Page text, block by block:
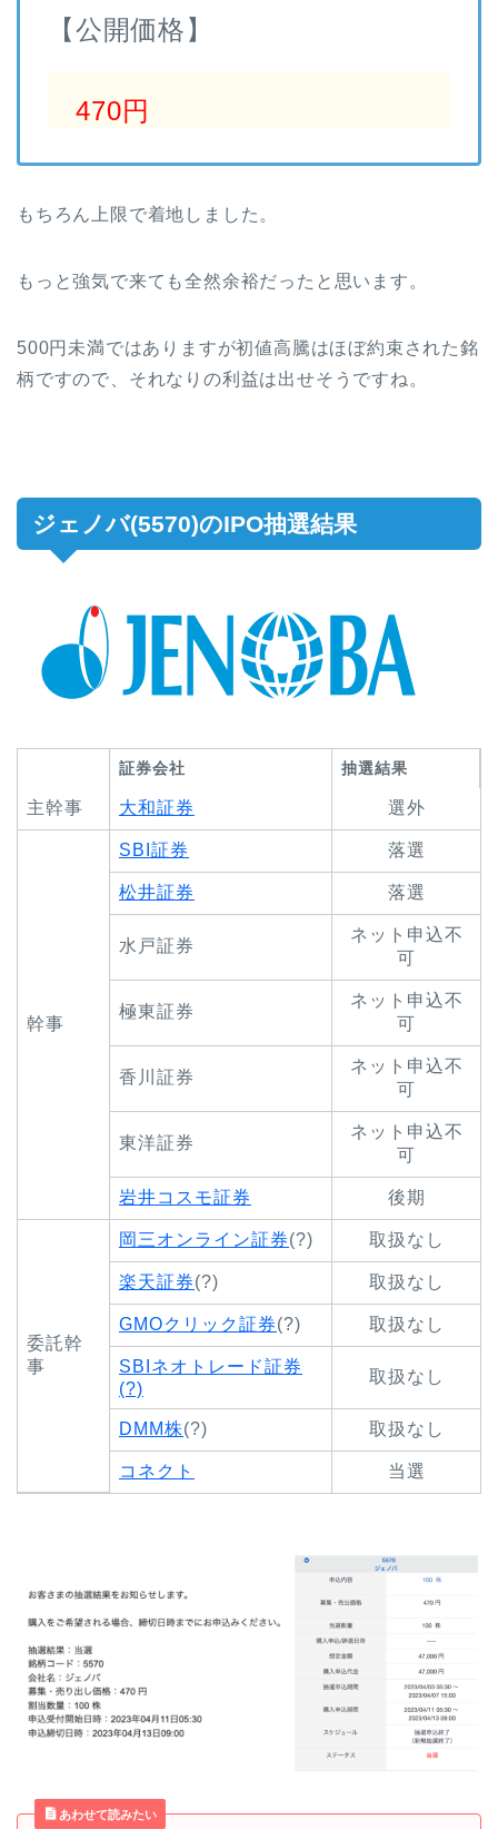
【公開価格】
470円
もちろん上限で着地しました。
もっと強気で来ても全然余裕だったと思います。
500円未満ではありますが初値高騰はほぼ約束された銘
柄ですので、それなりの利益は出せそうですね。
ジェノバ(5570)のIPO抽選結果
証券会社 抽選結果
主幹事 大和証券 選外
幹事
SBI証券 落選
松井証券 落選
水戸証券
ネット申込不
可
極東証券
ネット申込不
可
香川証券
ネット申込不
可
東洋証券
ネット申込不
可
岩井コスモ証券 後期
委託幹
事
岡三オンライン証券(?) 取扱なし
楽天証券(?) 取扱なし
GMOクリック証券(?) 取扱なし
SBIネオトレード証券
(?)
取扱なし
DMM株(?) 取扱なし
コネクト 当選
あわせて読みたい